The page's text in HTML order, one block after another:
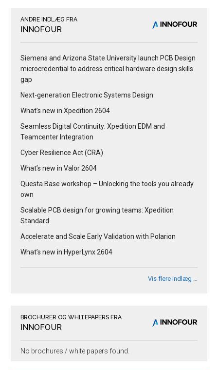
ANDRE INDLÆG FRA
INNOFOUR
Siemens and Arizona State University launch PCB Design
microcredential to address critical hardware design skills
gap
Next-generation Electronic Systems Design
What’s new in Xpedition 2604
Seamless Digital Continuity: Xpedition EDM and
Teamcenter Integration
Cyber Resilience Act (CRA)
What’s new in Valor 2604
Questa Base workshop – Unlocking the tools you already
own
Scalable PCB design for growing teams: Xpedition
Standard
Accelerate and Scale Early Validation with Polarion
What’s new in HyperLynx 2604
Vis flere indlæg …
BROCHURER OG WHITEPAPERS FRA
INNOFOUR
No brochures / white papers found.